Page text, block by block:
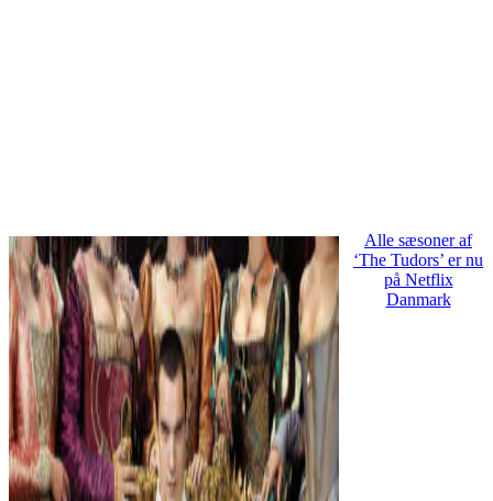
Alle sæsoner af
‘The Tudors’ er nu
på Netflix
Danmark